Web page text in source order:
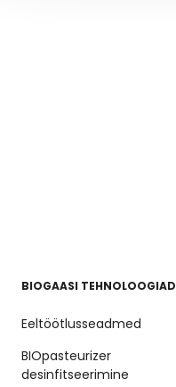
BIOGAASI TEHNOLOOGIAD
Eeltöötlusseadmed
BIOpasteurizer
desinfitseerimine